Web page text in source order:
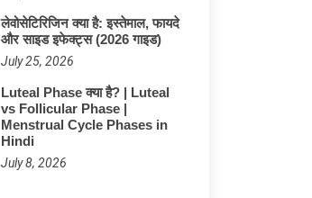
लेवोसेटिरिजिन क्या है: इस्तेमाल, फायदे
और साइड इफेक्ट्स (2026 गाइड)
July 25, 2026
Luteal Phase क्या है? | Luteal
vs Follicular Phase |
Menstrual Cycle Phases in
Hindi
July 8, 2026